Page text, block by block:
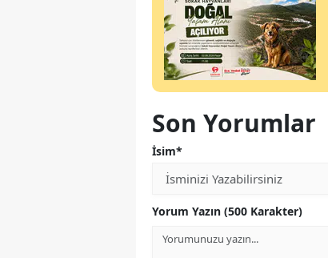
Son Yorumlar
İsim*
Yorum Yazın (500 Karakter)